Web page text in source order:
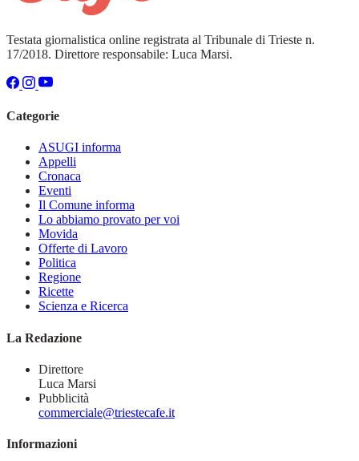
Testata giornalistica online registrata al Tribunale di Trieste n.
17/2018. Direttore responsabile: Luca Marsi.
Categorie
ASUGI informa
Appelli
Cronaca
Eventi
Il Comune informa
Lo abbiamo provato per voi
Movida
Offerte di Lavoro
Politica
Regione
Ricette
Scienza e Ricerca
La Redazione
Direttore
Luca Marsi
Pubblicità
commerciale@triestecafe.it
Informazioni